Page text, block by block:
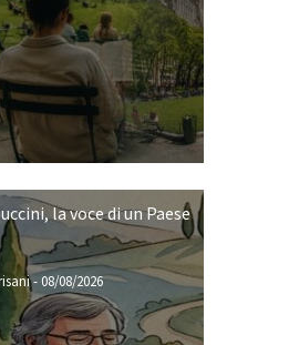
la voce di un Paese
-08/08/2026